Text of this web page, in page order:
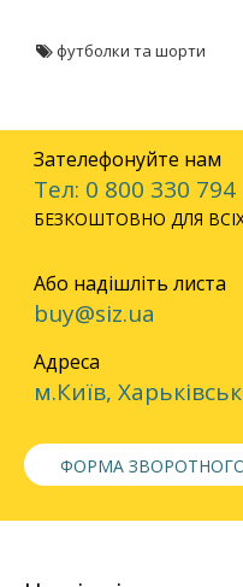
футболки та шорти
Зателефонуйте нам
Тел: 0 800 330 794
БЕЗКОШТОВНО ДЛЯ
Або надішліть листа
buy@siz.ua
Адреса
м.Київ,
ФОРМА